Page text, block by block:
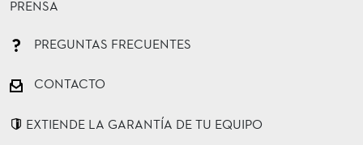
PRENSA
PREGUNTAS FRECUENTES
CONTACTO
EXTIENDE LA GARANTÍA DE TU EQUIPO